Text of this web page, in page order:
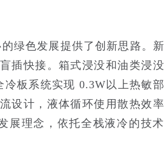
绿色发展提供了创新思路。
插快接。箱式浸没和油类浸
板系统实现 0.3W以上热敏
设计，液体循环使用散热效
展理念，依托全栈液冷的技